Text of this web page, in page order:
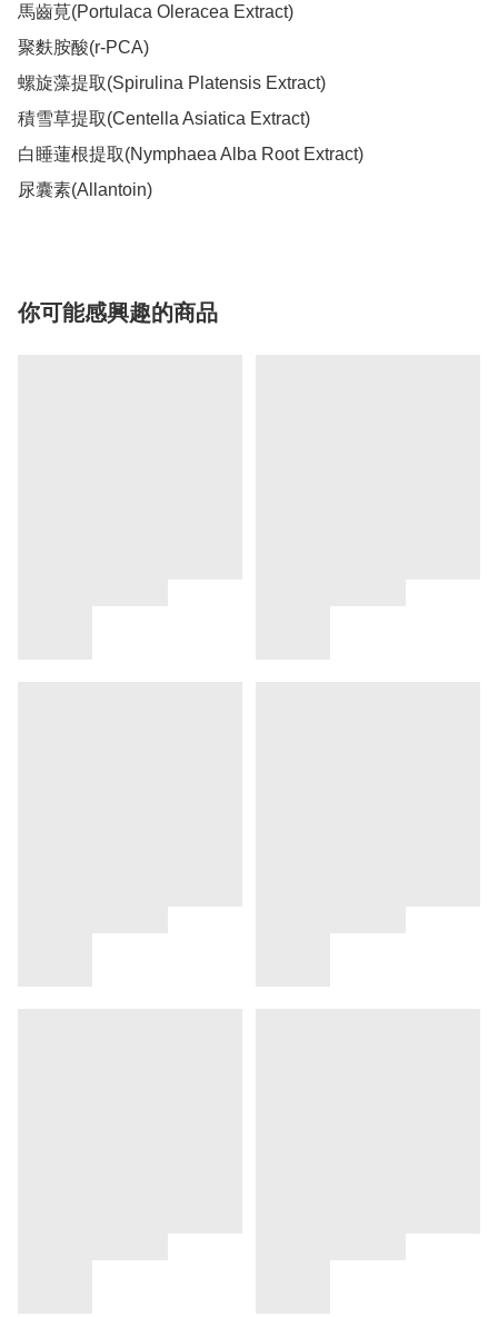
馬齒莧(Portulaca Oleracea Extract)
聚麩胺酸(r-PCA)
螺旋藻提取(Spirulina Platensis Extract)
積雪草提取(Centella Asiatica Extract)
白睡蓮根提取(Nymphaea Alba Root Extract)
尿囊素(Allantoin)
你可能感興趣的商品